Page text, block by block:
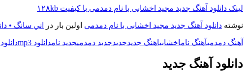
لینک دانلود آهنگ جدید مجید اخشابی با نام دمدمی با کیفیت ۱۲۸kb
نوشته دانلود آهنگ جدید مجید اخشابی با نام دمدمی اولین بار در اني سانگ •
آهنگ دمدمیآهنگ ناماخشابیاهنگ جدیدجدیدجدید دمدمیجدید نامدانلود mp3
دانلود آهنگ جدید